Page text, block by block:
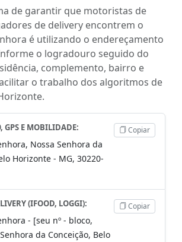
de garantir que motoristas de
de delivery encontrem o
é utilizando o endereçamento
o logradouro seguido do
complemento, bairro e
o trabalho dos algoritmos de
GPS E MOBILIDADE:
Nossa Senhora da
Horizonte - MG, 30220-
Copiar
(IFOOD, LOGGI):
- [seu nº - bloco,
da Conceição, Belo
Copiar